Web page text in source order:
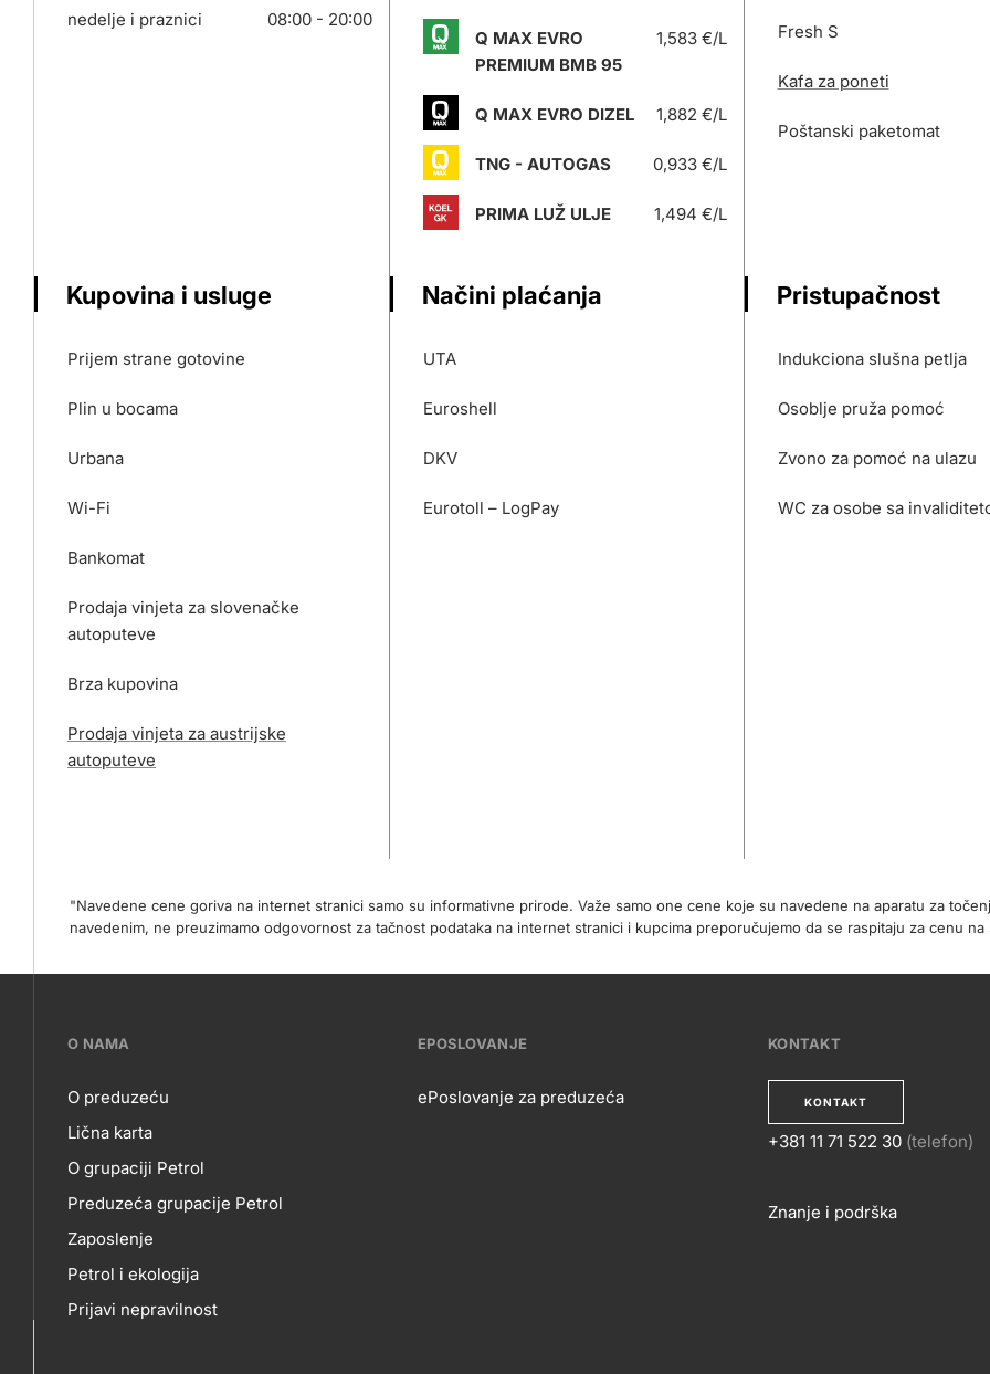
nedelje i praznici
08:00 - 20:00
Q MAX EVRO
PREMIUM BMB 95
1,583 €/L
Q MAX EVRO DIZEL 1,882 €/L
TNG - AUTOGAS 0,933 €/L
PRIMA LUŽ ULJE 1,494 €/L
Fresh S
Kafa za poneti
Poštanski paketomat
Kupovina i usluge
Prijem strane gotovine
Plin u bocama
Urbana
Wi-Fi
Bankomat
Prodaja vinjeta za slovenačke
autoputeve
Brza kupovina
Prodaja vinjeta za austrijske
autoputeve
Načini plaćanja
UTA
Euroshell
DKV
Eurotoll – LogPay
Pristupačnost
Indukciona slušna petlja
Osoblje pruža pomoć
Zvono za pomoć na ulazu
WC za osobe sa
"Navedene cene goriva na internet stranici samo su informativne prirode. Važe samo one cene koje su navedene na aparatu za
navedenim, ne preuzimamo odgovornost za tačnost podataka na internet stranici i kupcima preporučujemo da se raspitaju za cenu
???
petrol-
skupno.footer-
title???
O NAMA
O
NAMA
O preduzeću
Lična karta
O grupaciji Petrol
Preduzeća grupacije Petrol
Zaposlenje
Petrol i ekologija
Prijavi nepravilnost
EPOSLOVANJE
EPOSLOVANJE
ePoslovanje za preduzeća
KONTAKT
KONTAKT
+381 11 71 522 30 (telefon)
Znanje i podrška